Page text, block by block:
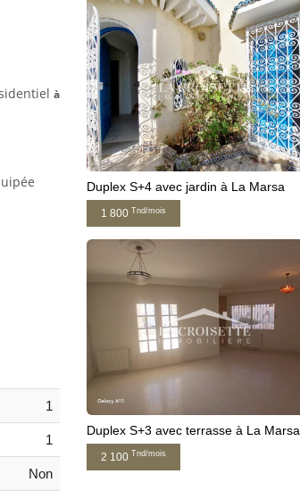
à
1
1
Non
Duplex S+4 avec jardin à La Marsa
1 800 Tnd/mois
Duplex S+3 avec terrasse à La Marsa
2 100 Tnd/mois